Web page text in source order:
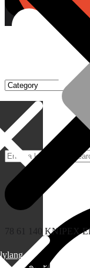
Gripping Pliers
78 61 140 KNIPEX